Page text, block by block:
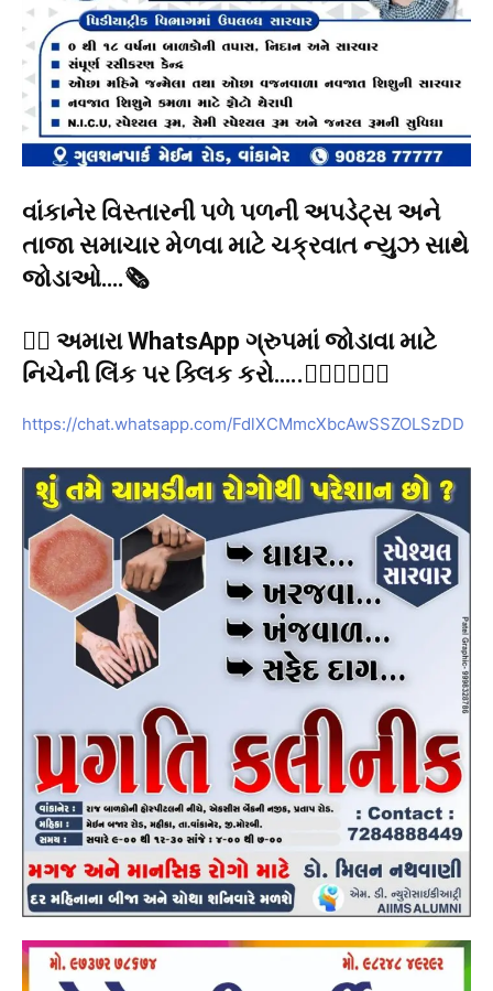
વાંકાનેર વિસ્તારની પળે પળની અપડેટ્સ અને
તાજા સમાચાર મેળવા માટે ચક્રવાત ન્યુઝ સાથે
જોડાઓ….🗞️
👉🏻 અમારા WhatsApp ગ્રુપમાં જોડાવા માટે
નિચેની લિંક પર ક્લિક કરો…..👇🏻👇🏻👇🏻
https://chat.whatsapp.com/FdlXCMmcXbcAwSSZOLSzDD